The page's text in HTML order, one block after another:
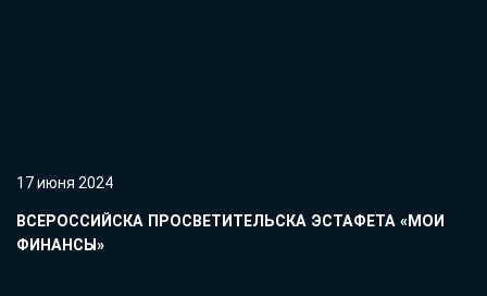
17 июня 2024
ВСЕРОССИЙСКА ПРОСВЕТИТЕЛЬСКА ЭСТАФЕТА «МОИ
ФИНАНСЫ»